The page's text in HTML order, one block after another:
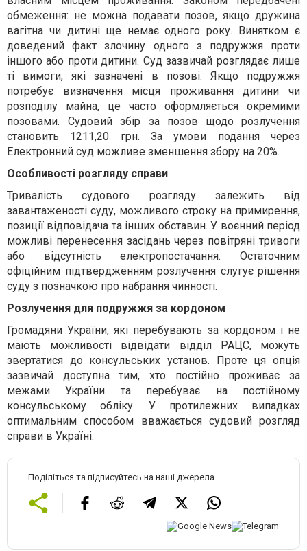
обмеження: не можна подавати позов, якщо дружина
вагітна чи дитині ще немає одного року. Винятком є
доведений факт злочину одного з подружжя проти
іншого або проти дитини. Суд зазвичай розглядає лише
ті вимоги, які зазначені в позові. Якщо подружжя
потребує визначення місця проживання дитини чи
розподілу майна, це часто оформляється окремими
позовами. Судовий збір за позов щодо розлучення
становить 1211,20 грн. За умови подання через
Електронний суд можливе зменшення збору на 20%.
Особливості розгляду справи
Тривалість судового розгляду залежить від
завантаженості суду, можливого строку на примирення,
позиції відповідача та інших обставин. У воєнний період
можливі перенесення засідань через повітряні тривоги
або відсутність електропостачання. Остаточним
офіційним підтвердженням розлучення слугує рішення
суду з позначкою про набрання чинності.
Розлучення для подружжя за кордоном
Громадяни України, які перебувають за кордоном і не
мають можливості відвідати відділ РАЦС, можуть
звертатися до консульських установ. Проте ця опція
зазвичай доступна тим, хто постійно проживає за
межами України та перебуває на постійному
консульському обліку. У протилежних випадках
оптимальним способом вважається судовий розгляд
справи в Україні.
Поділіться та підписуйтесь на наші джерела